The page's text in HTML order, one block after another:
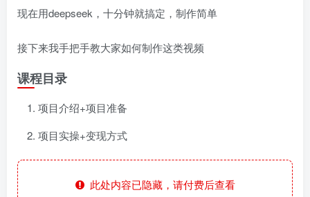
现在用deepseek，十分钟就搞定，制作简单
接下来我手把手教大家如何制作这类视频
课程目录
项目介绍+项目准备
项目实操+变现方式
此处内容已隐藏，请付费后查看